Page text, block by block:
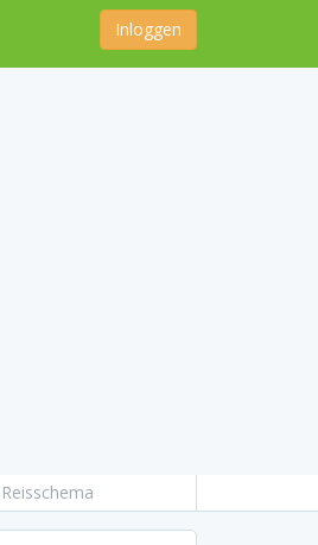
Inloggen
Reisschema